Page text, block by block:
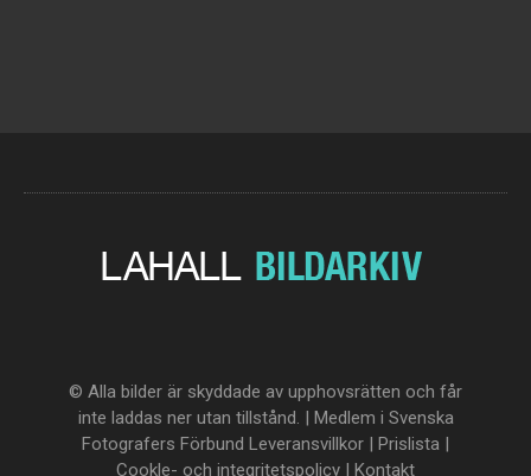
© Alla bilder är skyddade av upphovsrätten och får
inte laddas ner utan tillstånd. | Medlem i Svenska
Fotografers Förbund Leveransvillkor | Prislista |
Cookle- och integritetspolicy | Kontakt